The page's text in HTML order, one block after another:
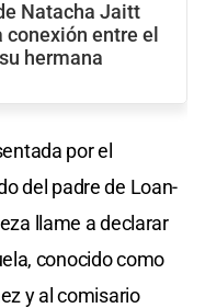
Natacha Jaitt
conexión entre el
hermana
por el
del padre de Loan-
llame a declarar
conocido como
y al comisario